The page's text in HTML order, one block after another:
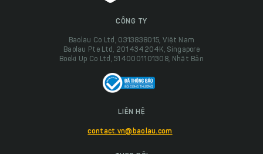
CÔNG TY
Baolau Co Ltd, 0313838015, Việt Nam
Baolau Pte Ltd, 201434204K, Singapore
Boeki Up Co Ltd, 5140001101308, Nhật Bản
LIÊN HỆ
contact.vn@baolau.com